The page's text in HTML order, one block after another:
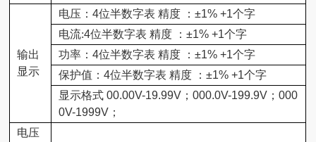
输出
显示
电压 ：4位半数字表 精度 ：±1% +1个字
电流:4位半数字表 精度 ：±1% +1个字
功率：4位半数字表 精度 ：±1% +1个字
保护值：4位半数字表 精度 ：±1% +1个字
显示格式00.00V-19.99V ；000.0V-199.9V ；000
0V-1999V ；
电压